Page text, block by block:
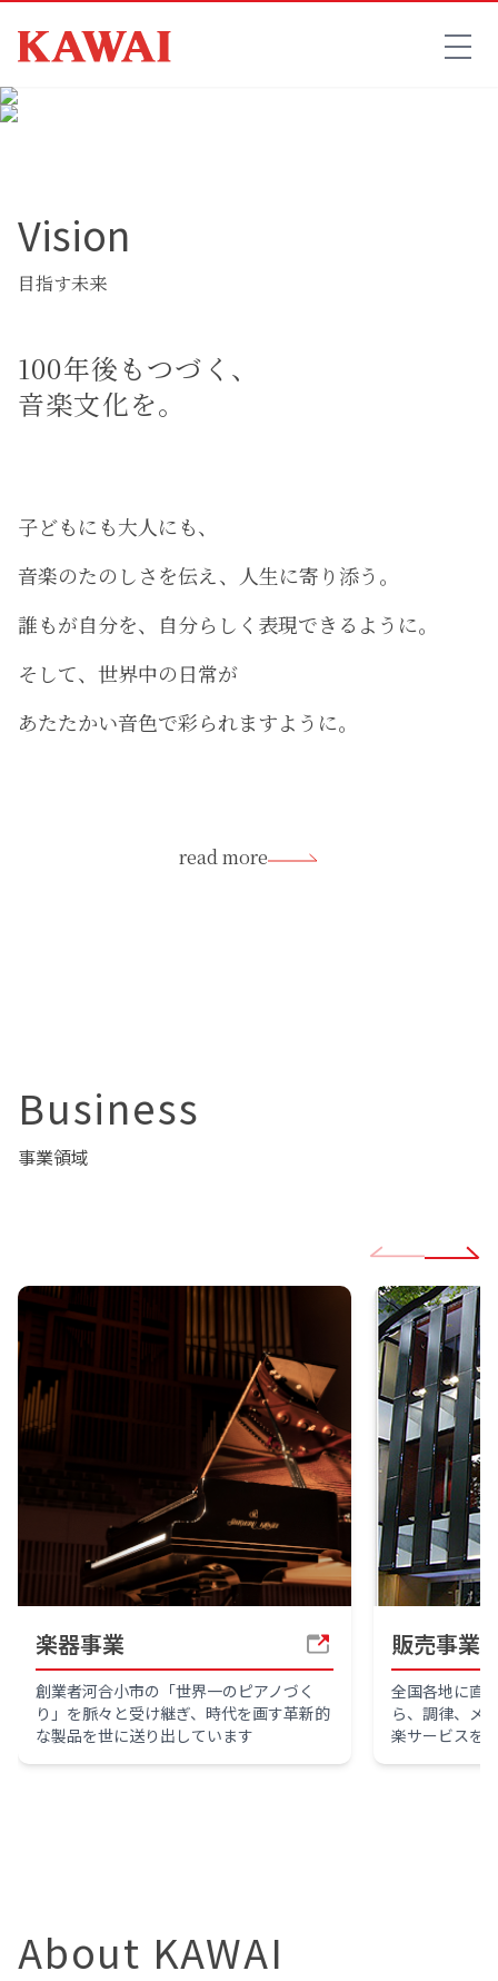
Vision
目指す未来
100年後もつづく、
音楽文化を。
子どもにも大人にも、
音楽のたのしさを伝え、人生に寄り添う。
誰もが自分を、自分らしく表現できるように。
そして、世界中の日常が
あたたかい音色で彩られますように。
read more
Business
事業領域
楽器事業
創業者河合小市の「世界一のピアノづく
り」を脈々と受け継ぎ、時代を画す革新的
な製品を世に送り出しています
販売事業
全国各地に直
ら、調律、メ
楽サービスを
About KAWAI